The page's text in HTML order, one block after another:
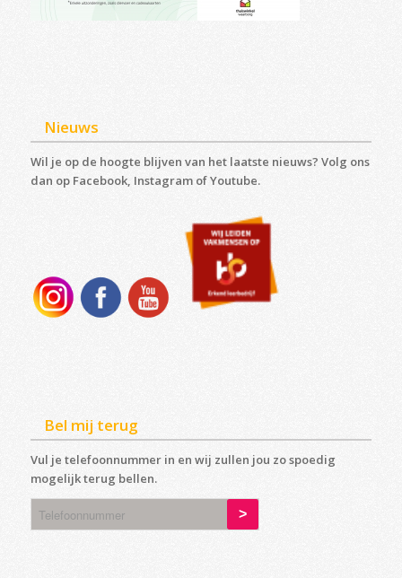
Nieuws
Wil je op de hoogte blijven van het laatste nieuws? Volg ons
dan op Facebook, Instagram of Youtube.
Bel mij terug
Vul je telefoonnummer in en wij zullen jou zo spoedig
mogelijk terug bellen.